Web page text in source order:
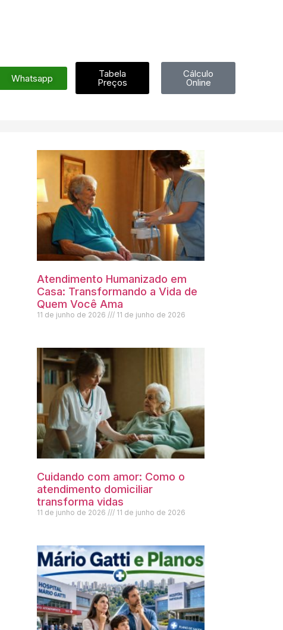
Whatsapp Tabela
Preços
Cálculo
Online
Atendimento Humanizado em
Casa: Transformando a Vida de
Quem Você Ama
11 de junho de 2026 11 de junho de 2026
Cuidando com amor: Como o
atendimento domiciliar
transforma vidas
11 de junho de 2026 11 de junho de 2026